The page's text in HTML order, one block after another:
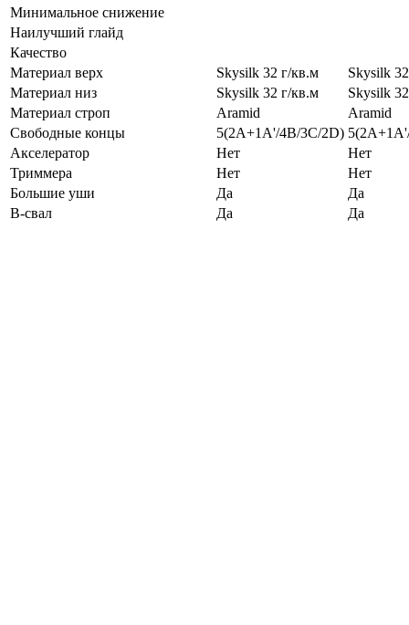
Минимальное снижение
Наилучший глайд
Качество
Материал верх
Skysilk 32 г/кв.м
Skysilk
Материал низ
Skysilk 32 г/кв.м
Skysilk
Материал строп
Aramid
Aramid
Свободные концы
5(2A+1A'/4B/3C/2D)
Акселератор
Нет
Нет
Триммера
Нет
Нет
Большие уши
Да
Да
B-свал
Да Да